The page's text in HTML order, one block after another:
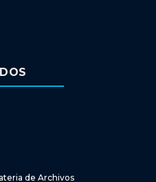
de Archivos